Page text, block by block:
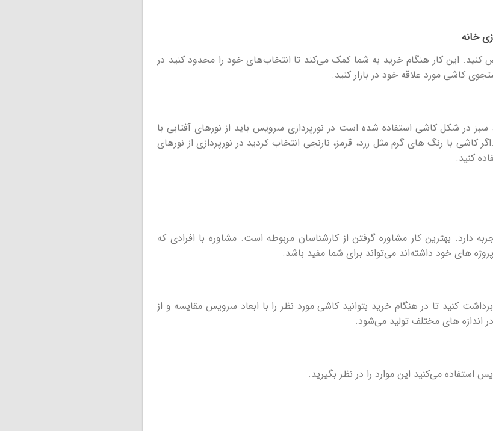
خانه
این کار هنگام خرید به شما کمک می‌کند تا انتخاب‌های خود را محدود کنید در
کاشی مورد علاقه خود در بازار کنید.
در شکل کاشی استفاده شده است در نورپردازی سرویس باید از نورهای آفتابی با
4000 استفاده کنید.اگر کاشی با رنگ های گرم مثل زرد، قرمز، نارنجی انتخاب کردید در نورپردازی از نورهای
دارد. بهترین کار مشاوره گرفتن از کارشناسان مربوطه است. مشاوره با افرادی که
های خود داشته‌اند می‌تواند برای شما مفید باشد.
کنید تا در هنگام خرید بتوانید کاشی مورد نظر را با ابعاد سرویس مقایسه و از
اندازه های مختلف تولید می‌شود.
می‌کنید این موارد را در نظر بگیرید.